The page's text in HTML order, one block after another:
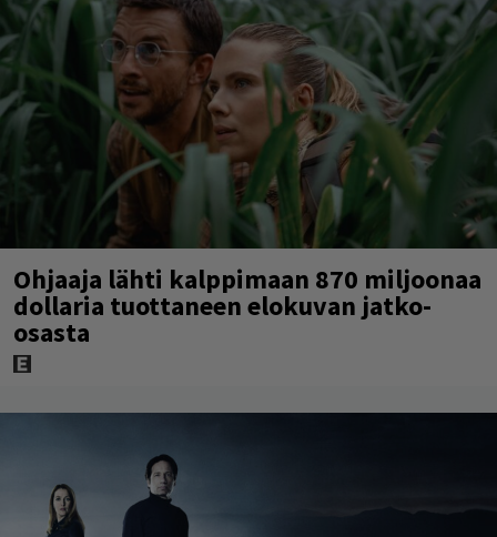
Ohjaaja lähti kalppimaan 870 miljoonaa
dollaria tuottaneen elokuvan jatko-
osasta